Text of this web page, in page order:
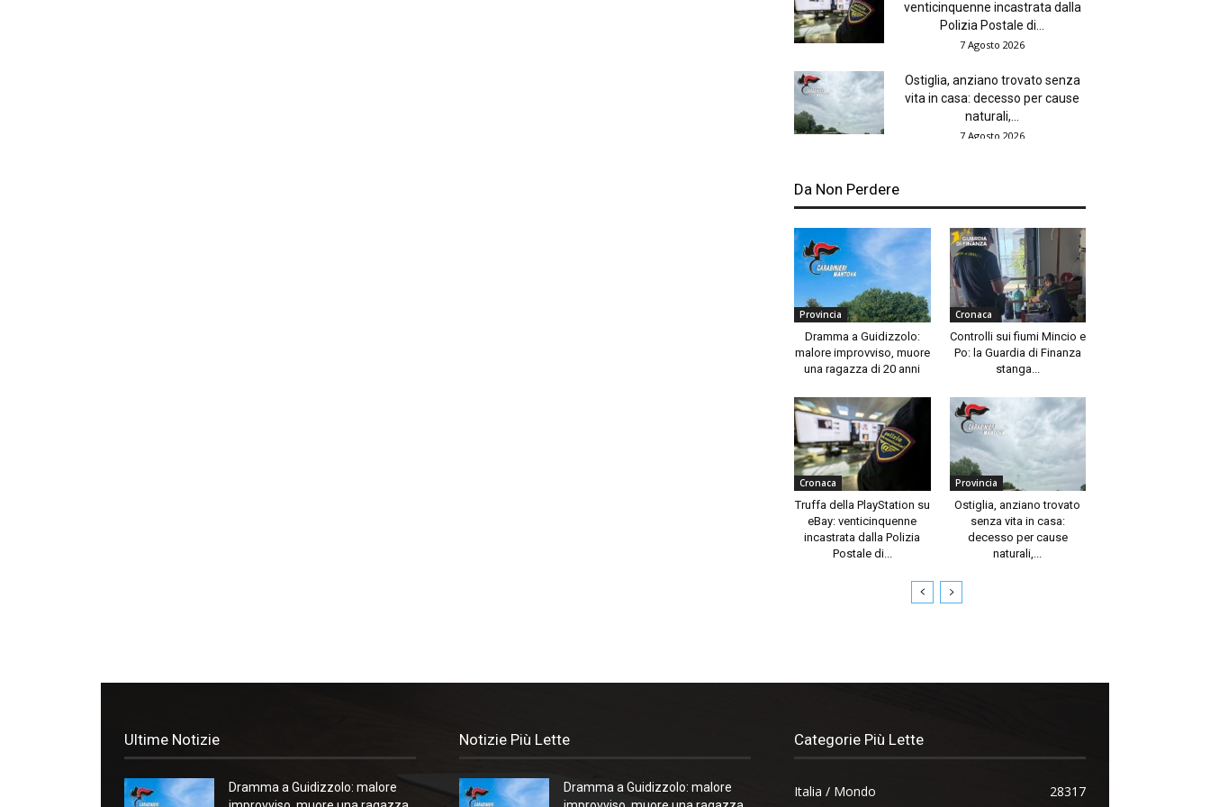
venticinquenne incastrata dalla
Polizia Postale di...
7 Agosto 2026
Ostiglia, anziano trovato senza
vita in casa: decesso per cause
naturali,...
7 Agosto 2026
Da Non Perdere
Provincia
Dramma a Guidizzolo:
malore improvviso, muore
una ragazza di 20 anni
Cronaca
Controlli sui fiumi Mincio e
Po: la Guardia di Finanza
stanga...
Cronaca
Truffa della PlayStation su
eBay: venticinquenne
incastrata dalla Polizia
Postale di...
Provincia
Ostiglia, anziano trovato
senza vita in casa:
decesso per cause
naturali,...
Ultime Notizie
Dramma a Guidizzolo: malore
Notizie Più Lette
Dramma a Guidizzolo: malore
Categorie Più Lette
Italia / Mondo 28317